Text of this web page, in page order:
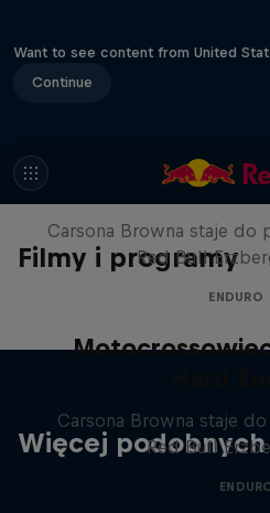
Want to see content from United
Continue
Filmy i programy
Motocrossowiec
Hard
Carsona Browna staje do
Red Bull
ENDURO
Więcej podobnych
Carsona Browna staje
Red Bull